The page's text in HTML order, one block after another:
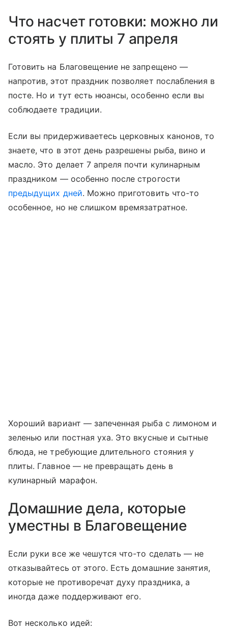
Что насчет готовки: можно ли
стоять у плиты 7 апреля
Готовить на Благовещение не запрещено —
напротив, этот праздник позволяет послабления в
посте. Но и тут есть нюансы, особенно если вы
соблюдаете традиции.
Если вы придерживаетесь церковных канонов, то
знаете, что в этот день разрешены рыба, вино и
масло. Это делает 7 апреля почти кулинарным
праздником — особенно после строгости
предыдущих дней. Можно приготовить что-то
особенное, но не слишком времязатратное.
Хороший вариант — запеченная рыба с лимоном и
зеленью или постная уха. Это вкусные и сытные
блюда, не требующие длительного стояния у
плиты. Главное — не превращать день в
кулинарный марафон.
Домашние дела, которые
уместны в Благовещение
Если руки все же чешутся что-то сделать — не
отказывайтесь от этого. Есть домашние занятия,
которые не противоречат духу праздника, а
иногда даже поддерживают его.
Вот несколько идей: